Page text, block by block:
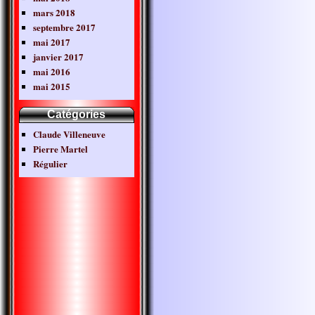
mars 2018
septembre 2017
mai 2017
janvier 2017
mai 2016
mai 2015
Catégories
Claude Villeneuve
Pierre Martel
Régulier